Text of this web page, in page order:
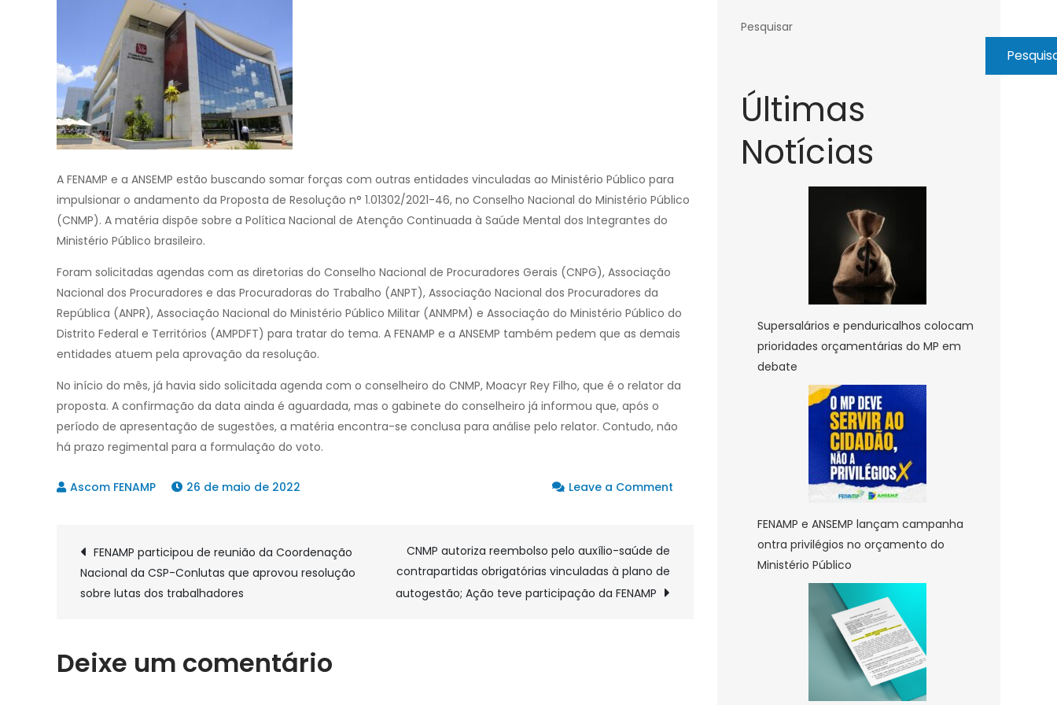
A FENAMP e a ANSEMP estão buscando somar forças com outras entidades vinculadas ao Ministério Público para
impulsionar o andamento da Proposta de Resolução n° 1.01302/2021-46, no Conselho Nacional do Ministério Público
(CNMP). A matéria dispõe sobre a Política Nacional de Atenção Continuada à Saúde Mental dos Integrantes do
Ministério Público brasileiro.
Foram solicitadas agendas com as diretorias do Conselho Nacional de Procuradores Gerais (CNPG), Associação
Nacional dos Procuradores e das Procuradoras do Trabalho (ANPT), Associação Nacional dos Procuradores da
República (ANPR), Associação Nacional do Ministério Público Militar (ANMPM) e Associação do Ministério Público do
Distrito Federal e Territórios (AMPDFT) para tratar do tema. A FENAMP e a ANSEMP também pedem que as demais
entidades atuem pela aprovação da resolução.
No início do mês, já havia sido solicitada agenda com o conselheiro do CNMP, Moacyr Rey Filho, que é o relator da
proposta. A confirmação da data ainda é aguardada, mas o gabinete do conselheiro já informou que, após o
período de apresentação de sugestões, a matéria encontra-se conclusa para análise pelo relator. Contudo, não
há prazo regimental para a formulação do voto.
26 de maio de 2022 Leave a Comment
Navegação
de
Post
FENAMP participou de reunião da Coordenação
Nacional da CSP-Conlutas que aprovou resolução
sobre lutas dos trabalhadores
CNMP autoriza reembolso pelo auxílio-saúde de
contrapartidas obrigatórias vinculadas à plano de
autogestão; Ação teve participação da FENAMP
Deixe um comentário
Pesquisar
Últimas
Notícias
Supersalários e penduricalhos colocam
prioridades orçamentárias do MP em
debate
FENAMP e ANSEMP lançam campanha
ontra privilégios no orçamento do
Ministério Público